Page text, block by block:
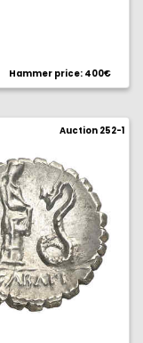
Hammer price: 400€
Auction 252-1